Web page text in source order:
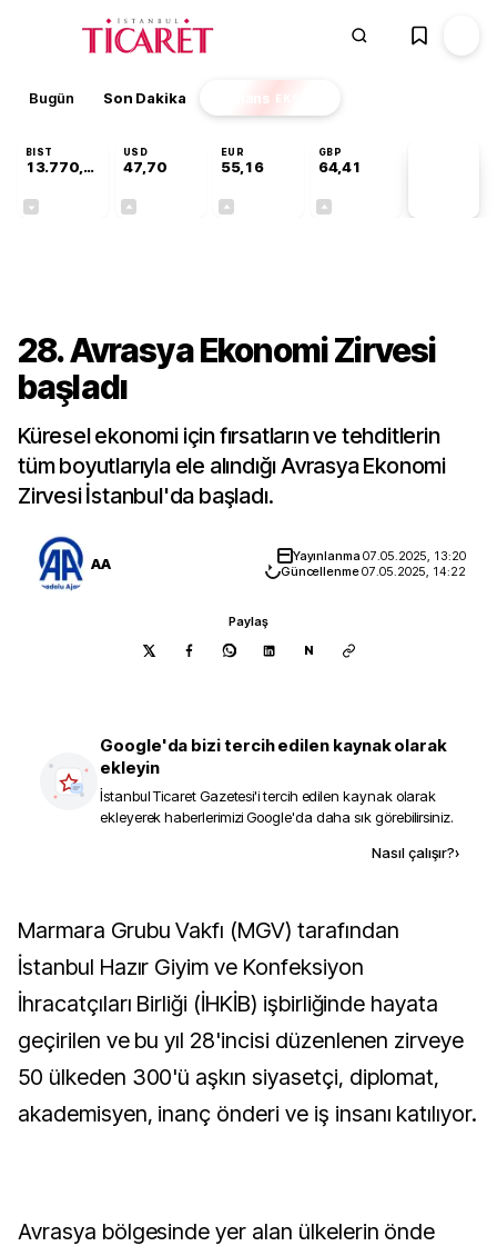
Bugün Son Dakika Finans EKSTRA
BIST
13.770,60
USD
47,70
EUR
55,16
GBP
64,41
28. Avrasya Ekonomi Zirvesi
başladı
Küresel ekonomi için fırsatların ve tehditlerin
tüm boyutlarıyla ele alındığı Avrasya Ekonomi
Zirvesi İstanbul'da başladı.
AA Yayınlanma07.05.2025, 13:20
Güncellenme07.05.2025, 14:22
Paylaş
N
Google'da bizi tercih edilen kaynak olarak
ekleyin
İstanbul Ticaret Gazetesi'i tercih edilen kaynak olarak
ekleyerek haberlerimizi Google'da daha sık görebilirsiniz.
Nasıl çalışır?›
Marmara Grubu Vakfı (MGV) tarafından
İstanbul Hazır Giyim ve Konfeksiyon
İhracatçıları Birliği (İHKİB) işbirliğinde hayata
geçirilen ve bu yıl 28'incisi düzenlenen zirveye
50 ülkeden 300'ü aşkın siyasetçi, diplomat,
akademisyen, inanç önderi ve iş insanı katılıyor.
Avrasya bölgesinde yer alan ülkelerin önde